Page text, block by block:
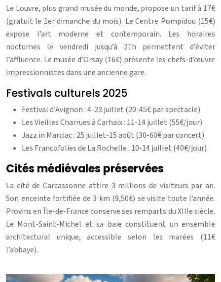
Le Louvre, plus grand musée du monde, propose un tarif à 17€
(gratuit le 1er dimanche du mois). Le Centre Pompidou (15€)
expose l’art moderne et contemporain. Les horaires
nocturnes le vendredi jusqu’à 21h permettent d’éviter
l’affluence. Le musée d’Orsay (16€) présente les chefs-d’œuvre
impressionnistes dans une ancienne gare.
Festivals culturels 2025
Festival d’Avignon : 4-23 juillet (20-45€ par spectacle)
Les Vieilles Charrues à Carhaix : 11-14 juillet (55€/jour)
Jazz in Marciac : 25 juillet-15 août (30-60€ par concert)
Les Francofolies de La Rochelle : 10-14 juillet (40€/jour)
Cités médiévales préservées
La cité de Carcassonne attire 3 millions de visiteurs par an.
Son enceinte fortifiée de 3 km (9,50€) se visite toute l’année.
Provins en Île-de-France conserve ses remparts du XIIIe siècle.
Le Mont-Saint-Michel et sa baie constituent un ensemble
architectural unique, accessible selon les marées (11€
l’abbaye).